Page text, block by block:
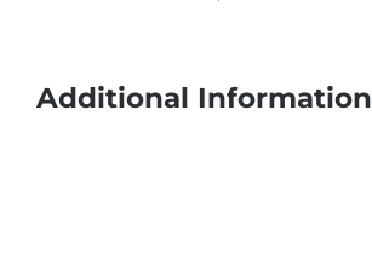
Additional Information